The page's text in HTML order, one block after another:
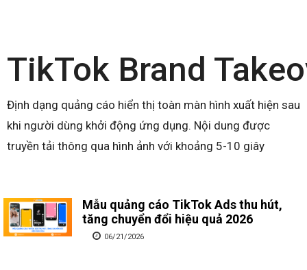
TikTok Brand
Định dạng quảng cáo hiển thị toàn màn hình xuất hiện sau
khi người dùng khởi động ứng dụng. Nội dung được
truyền tải thông qua hình ảnh với khoảng 5-10 giây
Mẫu quảng cáo TikTok Ads thu hút,
tăng chuyển đổi hiệu quả 2026
06/21/2026